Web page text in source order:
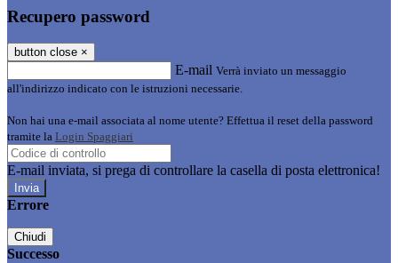
Recupero password
button close ×
E-mail Verrà inviato un messaggio
all'indirizzo indicato con le istruzioni necessarie.
Non hai una e-mail associata al nome utente? Effettua il reset della password
tramite la Login Spaggiari
E-mail inviata, si prega di controllare la casella di posta elettronica!
Errore
Chiudi
Successo